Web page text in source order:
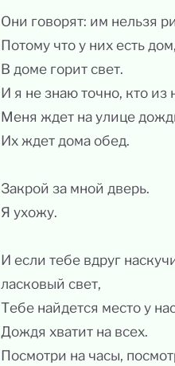
Они говорят: им нельзя
Потому что у них есть дом,
В доме горит свет.
И я не знаю точно, кто из
Меня ждет на улице
Их ждет дома обед.
Закрой за мной дверь.
Я ухожу.
И если тебе вдруг
ласковый свет,
Тебе найдется место у
Дождя хватит на всех.
Посмотри на часы,